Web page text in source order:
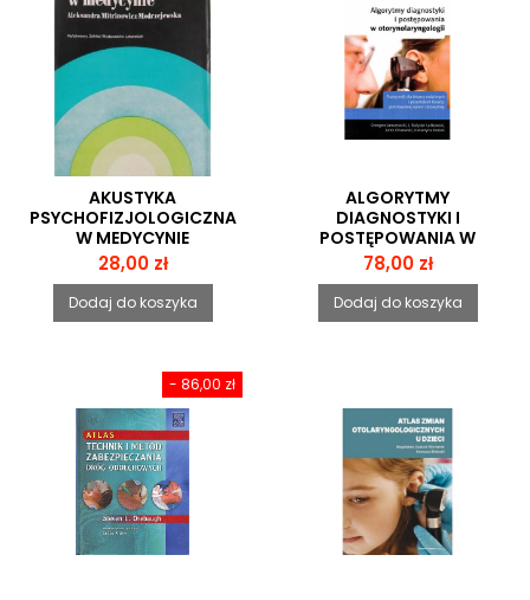
AKUSTYKA
PSYCHOFIZJOLOGICZNA
W MEDYCYNIE
Cena
28,00 zł
Dodaj do koszyka
ALGORYTMY
DIAGNOSTYKI I
POSTĘPOWANIA W
OTORYNOLARYNGOLOGII
Cena
78,00 zł
Dodaj do koszyka
- 86,00 zł